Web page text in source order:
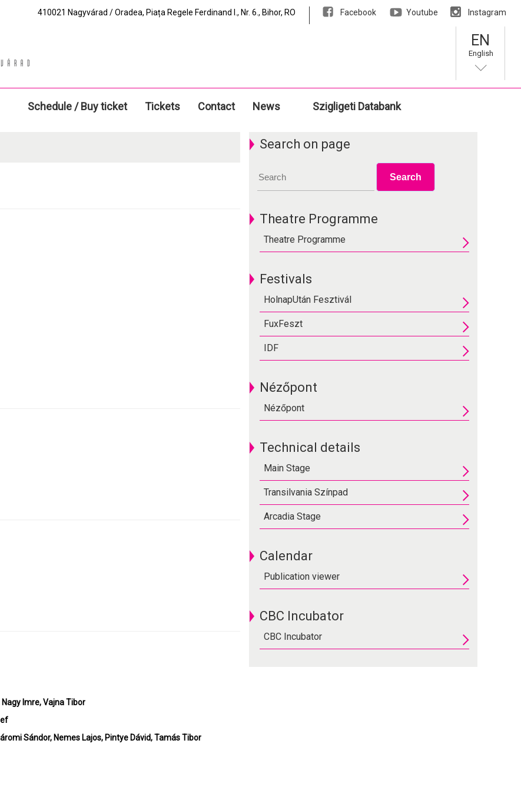
410021 Nagyvárad / Oradea, Piața Regele Ferdinand I., Nr. 6., Bihor, RO Facebook Youtube Instagram
EN
English
Schedule / Buy ticket Tickets Contact News Szigligeti Databank
Imre, Vajna Tibor
Sándor, Nemes Lajos, Pintye Dávid, Tamás Tibor
Search on page
Theatre Programme
Theatre Programme
Festivals
HolnapUtán Fesztivál
FuxFeszt
IDF
Nézőpont
Nézőpont
Technical details
Main Stage
Transilvania Színpad
Arcadia Stage
Calendar
Publication viewer
CBC Incubator
CBC Incubator